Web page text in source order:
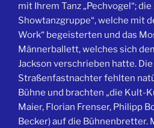
mit Ihrem Tanz „Pechvogel“;
Showtanzgruppe“, welche mit
Work“ begeisterten und das
Männerballett, welches sich
Jackson verschrieben hatte.
Straßenfastnachter fehlten
Bühne und brachten „die Kult-
Maier, Florian Frenser, Philipp
Becker) auf die Bühnenbretter.